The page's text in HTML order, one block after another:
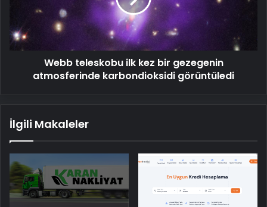
gezegenin
atmosferinde
karbondioksidi
görüntüledi
Webb teleskobu ilk kez bir gezegenin
atmosferinde karbondioksidi görüntüledi
İlgili Makaleler